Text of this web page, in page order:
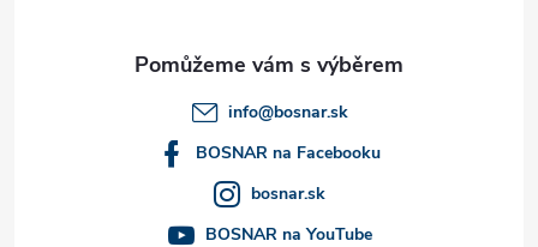
info@bosnar.sk
BOSNAR na Facebooku
bosnar.sk
BOSNAR na YouTube